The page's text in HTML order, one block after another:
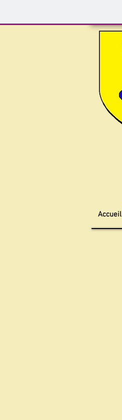
Accueil